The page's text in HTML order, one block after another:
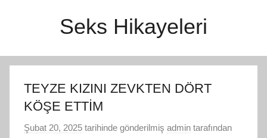
Seks Hikayeleri
TEYZE KIZINI ZEVKTEN DÖRT
KÖŞE ETTİM
Şubat 20, 2025 tarihinde gönderilmiş admin tarafından